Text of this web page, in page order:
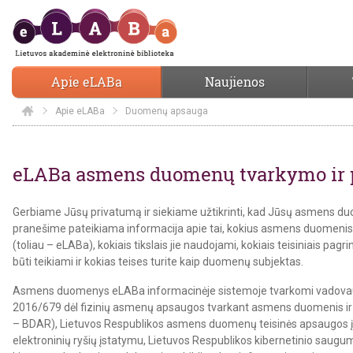
Apie eLABa Naujienos
Elaba
Apie eLABa Duomenų apsauga
eLABa asmens duomenų tvarkymo
Gerbiame Jūsų privatumą ir siekiame užtikrinti, kad Jūsų asmens
pranešime pateikiama informacija apie tai, kokius asmens
(toliau – eLABa), kokiais tikslais jie naudojami, kokiais teisiniais
būti teikiami ir kokias teises turite kaip duomenų subjektas.
Asmens duomenys eLABa informacinėje sistemoje tvarkomi
2016/679 dėl fizinių asmenų apsaugos tvarkant asmens duomenis
– BDAR), Lietuvos Respublikos asmens duomenų teisinės
elektroninių ryšių įstatymu, Lietuvos Respublikos kibernetinio